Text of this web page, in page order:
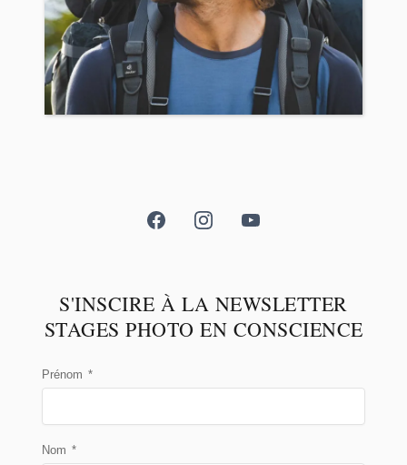
S'INSCIRE À LA NEWSLETTER
STAGES PHOTO EN CONSCIENCE
Prénom *
Nom *